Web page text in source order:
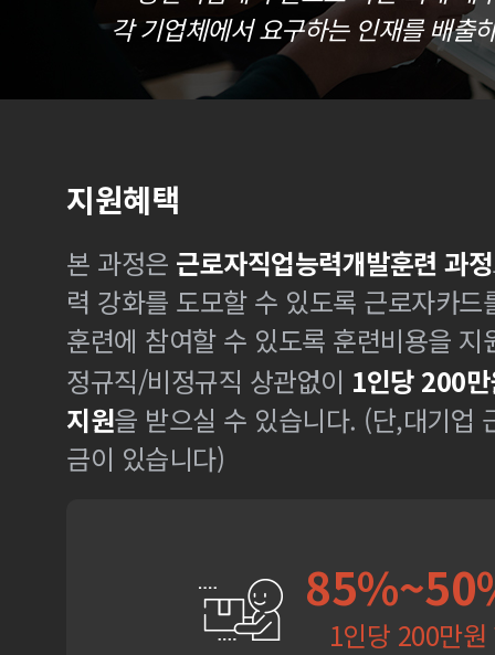
각 기업체에서 요구하는 인재를 배출
지원혜택
본 과정은 근로자직업능력개발훈련 과정
력 강화를 도모할 수 있도록 근로자카
훈련에 참여할 수 있도록 훈련비용을 지
정규직/비정규직 상관없이 1인당 200
지원을 받으실 수 있습니다. (단,대기업
금이 있습니다)
1인당 200만원